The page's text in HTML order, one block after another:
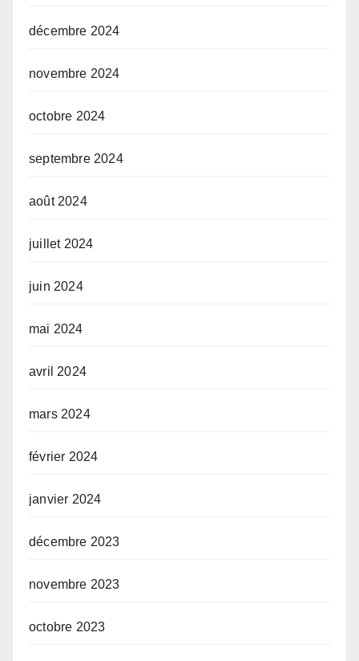
décembre 2024
novembre 2024
octobre 2024
septembre 2024
août 2024
juillet 2024
juin 2024
mai 2024
avril 2024
mars 2024
février 2024
janvier 2024
décembre 2023
novembre 2023
octobre 2023